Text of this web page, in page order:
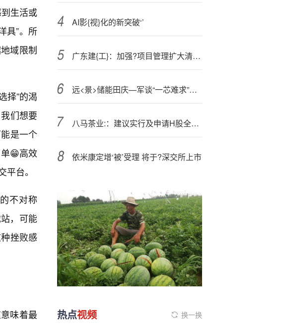
生活或
具”。所
域限制
择”的渴
们想要
是一个
😁高效
台。
不对称
，可能
挫败感
味着最
AI影{视}化的新突破‘’
广东建{工}：加强?项目管理扩大清洁能源业务
远<景>储能田庆—军谈“一芯难求”：供需阶段性错配 仍需警惕非理性低价竞争
八马茶业:：建议实行及申请H股全流通
依米康定增‘被’受理 将于?深交所上市
热点视频 换一换